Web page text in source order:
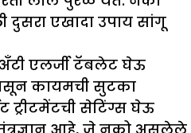
एखादा उपाय सांगू
अँटी एलर्जी टॅबलेट घेऊ
कायमची सुटका
ट्रीटमेंटची सेटिंग्स घेऊ